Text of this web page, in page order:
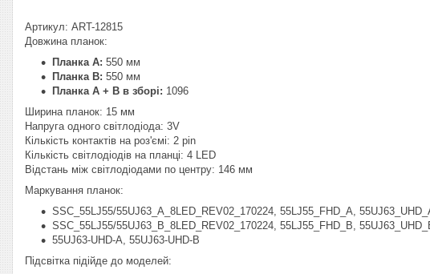
Артикул: ART-12815
Довжина планок:
Планка A: 550 мм
Планка B: 550 мм
Планка A + B в зборі: 1096
Ширина планок: 15 мм
Напруга одного світлодіода: 3V
Кількість контактів на роз'ємі: 2 pin
Кількість світлодіодів на планці: 4 LED
Відстань між світлодіодами по центру: 146 мм
Маркування планок:
SSC_55LJ55/55UJ63_A_8LED_REV02_170224, 55LJ55_FHD_A,
SSC_55LJ55/55UJ63_B_8LED_REV02_170224, 55LJ55_FHD_B,
55UJ63-UHD-A, 55UJ63-UHD-B
Підсвітка підійде до моделей: